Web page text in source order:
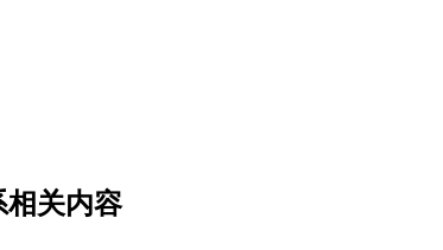
相关内容